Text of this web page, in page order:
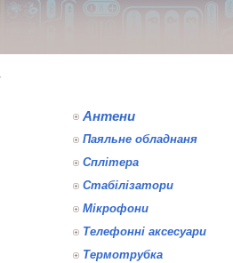
Антени
Паяльне обладнаня
Сплітера
Стабілізатори
Мікрофони
Телефонні аксесуари
Термотрубка